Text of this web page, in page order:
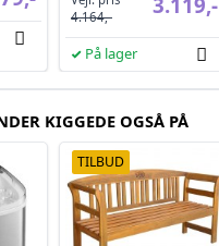
4.164,-
På lager
KIGGEDE OGSÅ PÅ
TILBUD